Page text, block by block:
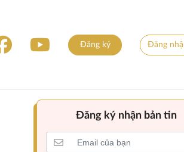
Đăng ký Đăng
Đăng ký nhận bản tin